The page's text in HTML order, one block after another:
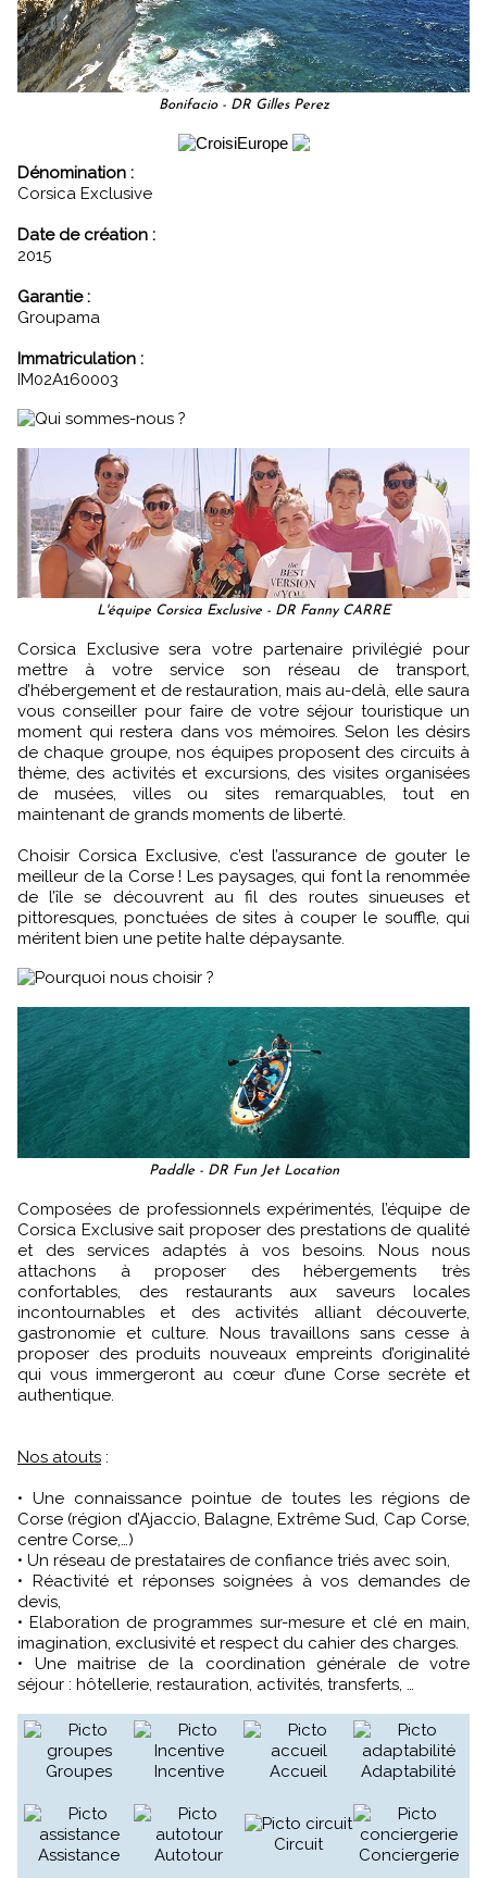
Bonifacio - DR Gilles Perez
Dénomination :
Corsica Exclusive
Date de création :
2015
Garantie :
Groupama
Immatriculation :
IM02A160003
L'équipe Corsica Exclusive - DR Fanny CARRE
Corsica Exclusive sera votre partenaire privilégié pour
mettre à votre service son réseau de transport,
d’hébergement et de restauration, mais au-delà, elle saura
vous conseiller pour faire de votre séjour touristique un
moment qui restera dans vos mémoires. Selon les désirs
de chaque groupe, nos équipes proposent des circuits à
thème, des activités et excursions, des visites organisées
de musées, villes ou sites remarquables, tout en
maintenant de grands moments de liberté.
Choisir Corsica Exclusive, c’est l’assurance de gouter le
meilleur de la Corse ! Les paysages, qui font la renommée
de l’île se découvrent au fil des routes sinueuses et
pittoresques, ponctuées de sites à couper le souffle, qui
méritent bien une petite halte dépaysante.
Paddle - DR Fun Jet Location
Composées de professionnels expérimentés, l’équipe de
Corsica Exclusive sait proposer des prestations de qualité
et des services adaptés à vos besoins. Nous nous
attachons à proposer des hébergements très
confortables, des restaurants aux saveurs locales
incontournables et des activités alliant découverte,
gastronomie et culture. Nous travaillons sans cesse à
proposer des produits nouveaux empreints d’originalité
qui vous immergeront au cœur d’une Corse secrète et
authentique.
Nos atouts :
• Une connaissance pointue de toutes les régions de
Corse (région d’Ajaccio, Balagne, Extrême Sud, Cap Corse,
centre Corse,…)
• Un réseau de prestataires de confiance triés avec soin,
• Réactivité et réponses soignées à vos demandes de
devis,
• Elaboration de programmes sur-mesure et clé en main,
imagination, exclusivité et respect du cahier des charges.
• Une maitrise de la coordination générale de votre
séjour : hôtellerie, restauration, activités, transferts, …
Groupes Incentive Accueil Adaptabilité
Assistance Autotour
Circuit
Conciergerie